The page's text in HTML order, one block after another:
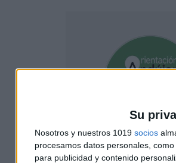
Su
Nosotros y nuestros 1019 socios
procesamos datos personales,
para publicidad y contenido